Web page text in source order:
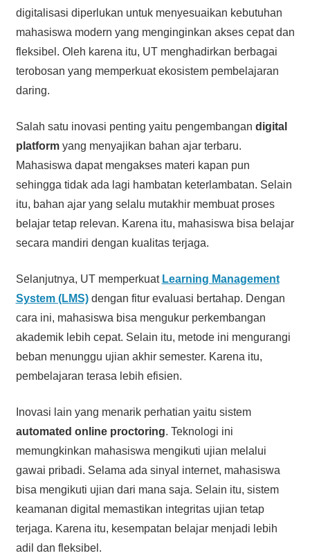
digitalisasi diperlukan untuk menyesuaikan kebutuhan
mahasiswa modern yang menginginkan akses cepat dan
fleksibel. Oleh karena itu, UT menghadirkan berbagai
terobosan yang memperkuat ekosistem pembelajaran
daring.
Salah satu inovasi penting yaitu pengembangan digital
platformyang menyajikan bahan ajar terbaru.
Mahasiswa dapat mengakses materi kapan pun
sehingga tidak ada lagi hambatan keterlambatan. Selain
itu, bahan ajar yang selalu mutakhir membuat proses
belajar tetap relevan. Karena itu, mahasiswa bisa belajar
secara mandiri dengan kualitas terjaga.
Selanjutnya, UT memperkuat Learning Management
System (LMS)dengan fitur evaluasi bertahap. Dengan
cara ini, mahasiswa bisa mengukur perkembangan
akademik lebih cepat. Selain itu, metode ini mengurangi
beban menunggu ujian akhir semester. Karena itu,
pembelajaran terasa lebih efisien.
Inovasi lain yang menarik perhatian yaitu sistem
automated online proctoring. Teknologi ini
memungkinkan mahasiswa mengikuti ujian melalui
gawai pribadi. Selama ada sinyal internet, mahasiswa
bisa mengikuti ujian dari mana saja. Selain itu, sistem
keamanan digital memastikan integritas ujian tetap
terjaga. Karena itu, kesempatan belajar menjadi lebih
adil dan fleksibel.